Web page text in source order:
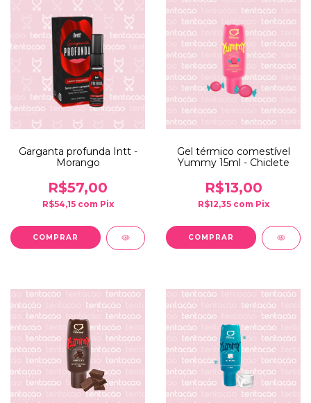
Garganta profunda Intt -
Morango
R$57,00
R$54,15 com Pix
Gel térmico comestível
Yummy 15ml - Chiclete
R$13,00
R$12,35 com Pix